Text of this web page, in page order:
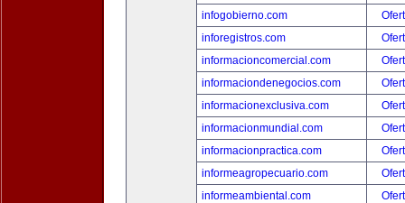
infogobierno.com
inforegistros.com
informacioncomercial.com
informaciondenegocios.com
informacionexclusiva.com
informacionmundial.com
informacionpractica.com
informeagropecuario.com
informeambiental.com